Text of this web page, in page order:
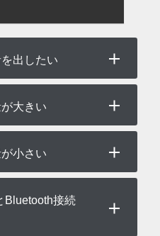
出したい
大きい
小さい
Bluetooth接続